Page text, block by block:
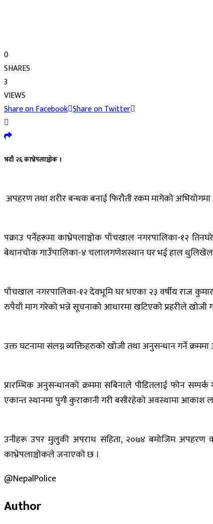
0
SHARES
3
VIEWS
Share on Facebook Share on Twitter
भदौ २६ काभ्रेपलाञ्चोक ।
अपहरण तथा शरीर बन्धक बनाई फिरौती रकम मागेको
पक्राउ पर्नेहरूमा काभ्रेपलाञ्चोक पाँचखाल नगरपालिका-१२
बेथानचोक गाउँपालिका-४ चलालगणेशस्थान घर भई हाल धुलिखेल
पाँचखाल नगरपालिका-१२ देवभूमि घर भएका २३ वर्षीय राज
रुपैयाँ माग गरेको भन्ने सूचनाको आधारमा खटिएको प्रहरीले खोजी
उक्त घटनामा संलग्न व्यक्तिहरुको खोजी तथा अनुसन्धान गर्ने
प्रारम्भिक अनुसन्धानको क्रममा सबिनाले पीडितलाई फोन
एकान्त स्थानमा पुगी कुराकानी गरी बसीरहेको अवस्थामा
उनीहरू उपर मुलुकी अपराध संहिता, २०७४ बमोजिम अपहरण
काभ्रेपलाञ्चोकले जनाएको छ ।
@NepalPolice
Author